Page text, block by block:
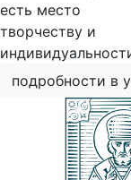
есть место
творчеству и
подробности в